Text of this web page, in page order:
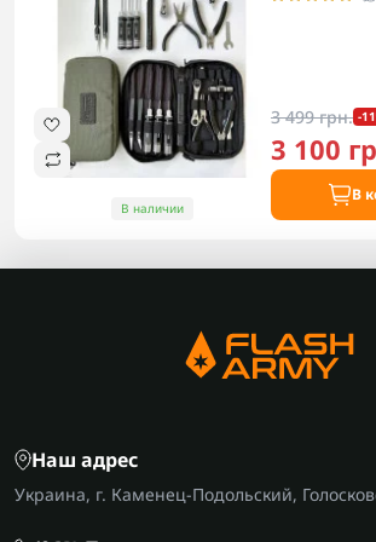
В наличии
3 499 грн. -
3 100
В
Наш адрес
Украина, г. Каменец-Подольский,